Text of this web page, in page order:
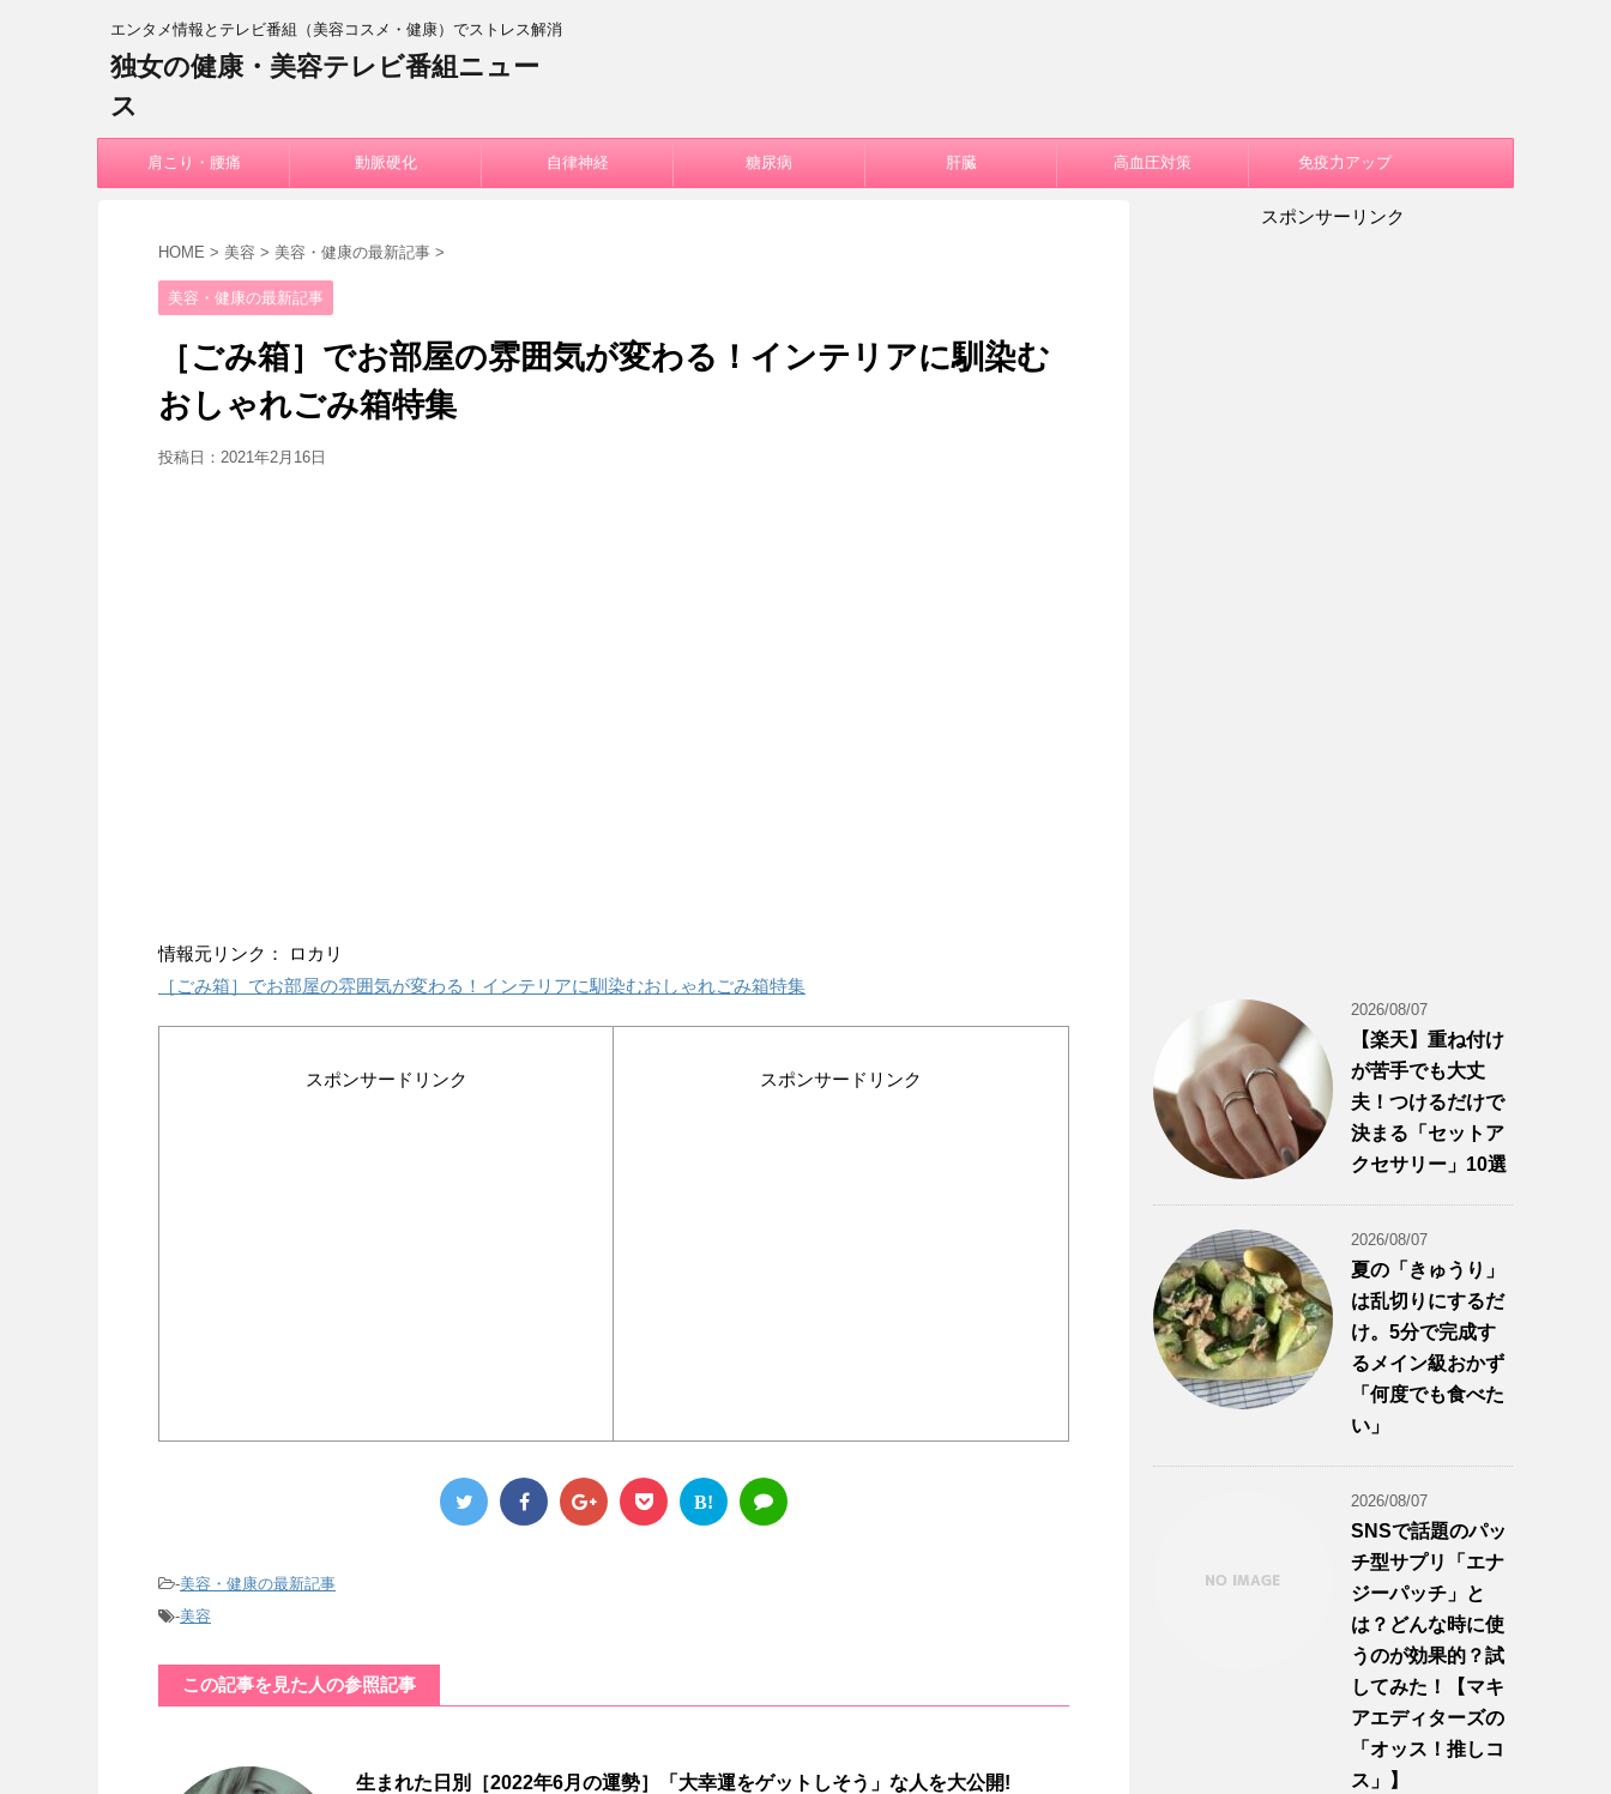
エンタメ情報とテレビ番組（美容コスメ・健康）でストレス解消
独女の健康・美容テレビ番組ニュー
ス
肩こり・腰痛 動脈硬化 自律神経 糖尿病 肝臓 高血圧対策 免疫力アップ
HOME > 美容 > 美容・健康の最新記事 >
美容・健康の最新記事
［ごみ箱］でお部屋の雰囲気が変わる！インテリアに馴染む
おしゃれごみ箱特集
投稿日： 2021年2月16日
情報元リンク： ロカリ
［ごみ箱］でお部屋の雰囲気が変わる！インテリアに馴染むおしゃれごみ箱特集
スポンサードリンク スポンサードリンク
B!
-美容・健康の最新記事
-美容
この記事を見た人の参照記事
生まれた日別［2022年6月の運勢］「大幸運をゲットしそう」な人を大公開!
スポンサーリンク
2026/08/07
【楽天】重ね付け
が苦手でも大丈
夫！つけるだけで
決まる「セットア
クセサリー」10選
2026/08/07
夏の「きゅうり」
は乱切りにするだ
け。5分で完成す
るメイン級おかず
「何度でも食べた
い」
2026/08/07
SNSで話題のパッ
チ型サプリ「エナ
ジーパッチ」と
は？どんな時に使
うのが効果的？試
してみた！【マキ
アエディターズの
「オッス！推しコ
ス」】